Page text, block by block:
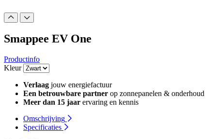
Smappee EV One
Productinfo
Kleur
Verlaag jouw energiefactuur
Een betrouwbare partner op zonnepanelen & onderhoud
Meer dan 15 jaar ervaring en kennis
Omschrijving
Specificaties